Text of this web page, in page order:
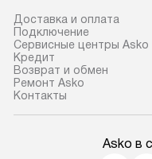
Доставка и оплата
Подключение
Сервисные центры Asko
Кредит
Возврат и обмен
Ремонт Asko
Контакты
Asko в